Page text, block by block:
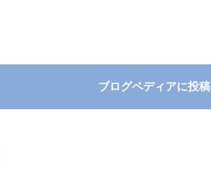
ブログペディアに投稿